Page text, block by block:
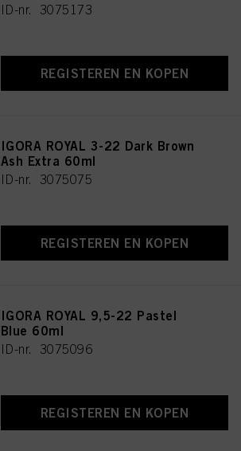
ID-nr. 3075173
REGISTEREN EN KOPEN
IGORA ROYAL 3-22 Dark Brown
Ash Extra 60ml
ID-nr. 3075075
REGISTEREN EN KOPEN
IGORA ROYAL 9,5-22 Pastel
Blue 60ml
ID-nr. 3075096
REGISTEREN EN KOPEN